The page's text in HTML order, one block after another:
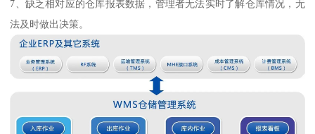
7、缺乏相对应的仓库报表数据，管理者无法实时了解仓库情况，无
法及时做出决策。